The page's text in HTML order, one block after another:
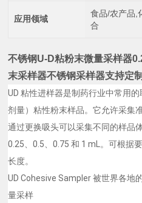
应用领域
食品/农产品,
合
不锈钢U-D粘粉末微量采样器
末采样器不锈钢采样器支持定
UD 粘性进样器是制药行业中常用
剂量）粘性粉末样品。它允许采集
通过更换吸头可以采集不同的样品
0.25、0.5、0.75 和 1 mL。可根据
长度。
UD Cohesive Sampler 被世界各地
量采样